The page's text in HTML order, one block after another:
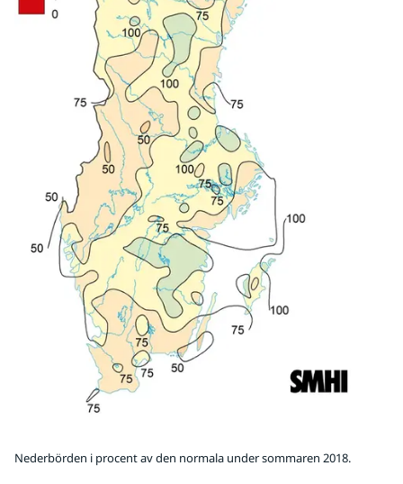
Nederbörden i procent av den normala under sommaren 2018.